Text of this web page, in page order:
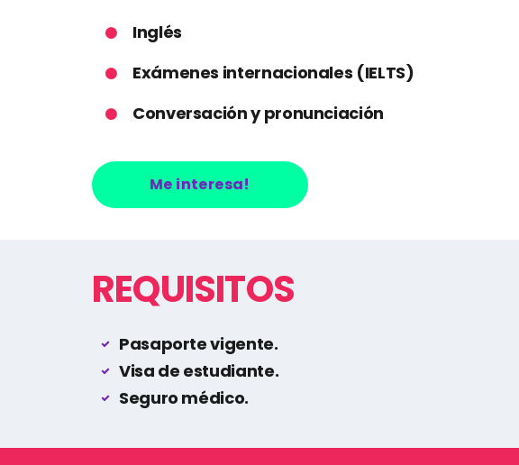
Inglés
Exámenes internacionales (IELTS)
Conversación y pronunciación
Me interesa!
REQUISITOS
Pasaporte vigente.
Visa de estudiante.
Seguro médico.